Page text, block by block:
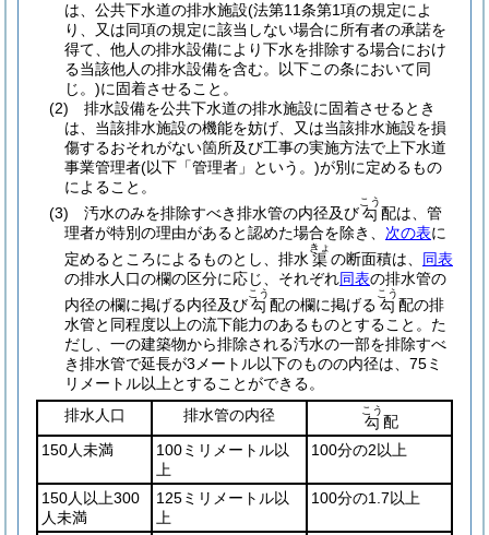
は、公共下水道の排水施設(法第11条第1項の規定によ
り、又は同項の規定に該当しない場合に所有者の承諾を
得て、他人の排水設備により下水を排除する場合におけ
る当該他人の排水設備を含む。以下この条において同
じ。)に固着させること。
(2)
排水設備を公共下水道の排水施設に固着させるとき
は、当該排水施設の機能を妨げ、又は当該排水施設を損
傷するおそれがない箇所及び工事の実施方法で上下水道
事業管理者(以下「管理者」という。)が別に定めるもの
によること。
(3)
汚水のみを排除すべき排水管の内径及び勾
こう
配は、管
理者が特別の理由があると認めた場合を除き、 次の表に
定めるところによるものとし、排水 渠
きょ
の断面積は、 同表
の排水人口の欄の区分に応じ、それぞれ同表の排水管の
内径の欄に掲げる内径及び勾
こう
配の欄に掲げる 勾
こう
配の排
水管と同程度以上の流下能力のあるものとすること。 た
だし、一の建築物から排除される汚水の一部を排除すべ
き排水管で延長が3メートル以下のものの内径は、75ミ
リメートル以上とすることができる。
排水人口
排水管の内径 勾
こう
配
150人未満
100ミリメートル以
上
100分の2以上
150人以上300
人未満
125ミリメートル以
上
100分の1.7以上